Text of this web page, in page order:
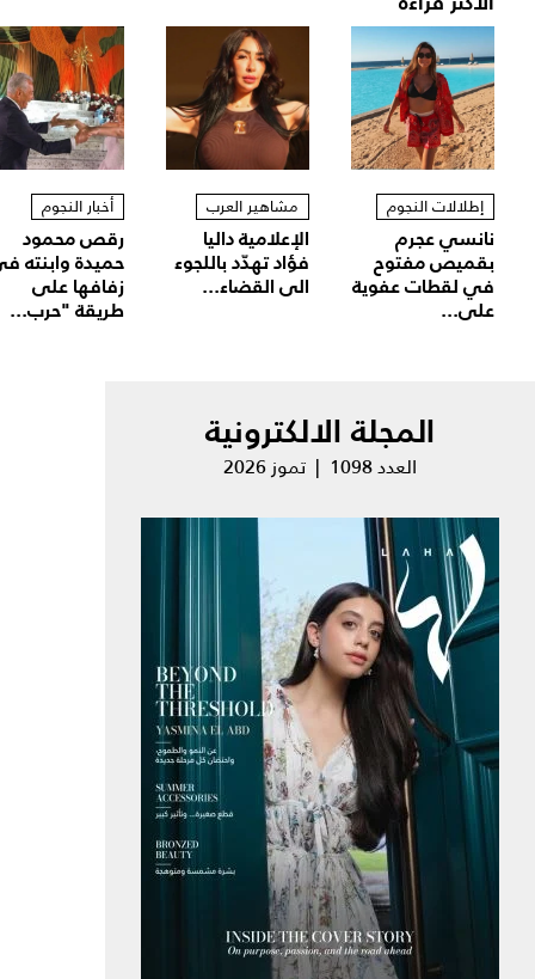
إطلالات النجوم
نانسي عجرم
بقميص مفتوح
في لقطات عفوية
على...
مشاهير العرب
الإعلامية داليا
فؤاد تهدّد باللجوء
الى القضاء...
أخبار النجوم
رقص محمود
حميدة وابنته
زفافها على
طريقة "حرب...
المجلة الالكترونية
العدد 1098 | تموز 2026